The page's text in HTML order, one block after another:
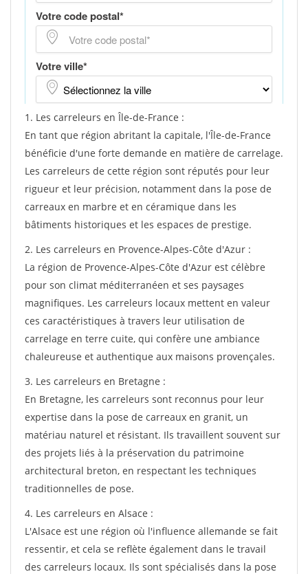
1. Les carreleurs en Île-de-France :
En tant que région abritant la capitale, l'Île-de-France
bénéficie d'une forte demande en matière de carrelage.
Les carreleurs de cette région sont réputés pour leur
rigueur et leur précision, notamment dans la pose de
carreaux en marbre et en céramique dans les
bâtiments historiques et les espaces de prestige.
2. Les carreleurs en Provence-Alpes-Côte d'Azur :
La région de Provence-Alpes-Côte d'Azur est célèbre
pour son climat méditerranéen et ses paysages
magnifiques. Les carreleurs locaux mettent en valeur
ces caractéristiques à travers leur utilisation de
carrelage en terre cuite, qui confère une ambiance
chaleureuse et authentique aux maisons provençales.
3. Les carreleurs en Bretagne :
En Bretagne, les carreleurs sont reconnus pour leur
expertise dans la pose de carreaux en granit, un
matériau naturel et résistant. Ils travaillent souvent sur
des projets liés à la préservation du patrimoine
architectural breton, en respectant les techniques
traditionnelles de pose.
4. Les carreleurs en Alsace :
L'Alsace est une région où l'influence allemande se fait
ressentir, et cela se reflète également dans le travail
des carreleurs locaux. Ils sont spécialisés dans la pose